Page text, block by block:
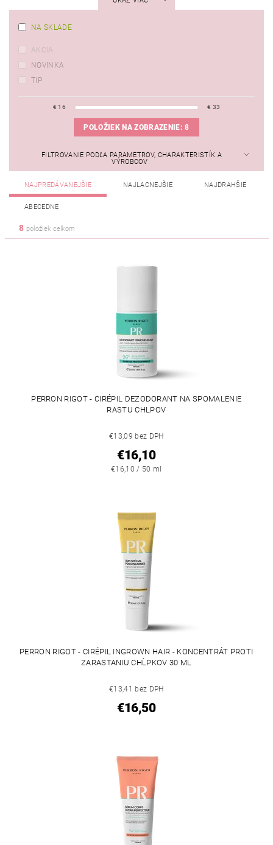
NA SKLADE
AKCIA
NOVINKA
TIP
€16 € 33
POLOŽIEK NA ZOBRAZENIE:8
FILTROVANIE PODĽA PARAMETROV, CHARAKTERISTÍK A
VÝROBCOV
NAJPREDÁVANEJŠIE NAJLACNEJŠIE NAJDRAHŠIE
ABECEDNE
8 položiek celkom
PERRON RIGOT - CIRÉPIL DEZODORANT NA SPOMALENIE
RASTU CHLPOV
€13,09 bez DPH
€16,10
€16,10 / 50 ml
PERRON RIGOT - CIRÉPIL INGROWN HAIR - KONCENTRÁT PROTI
ZARASTANIU CHĹPKOV 30 ML
€13,41 bez DPH
€16,50